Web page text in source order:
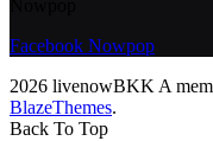
Facebook Nowpop
2026 livenowBKK A
BlazeThemes.
Back To Top